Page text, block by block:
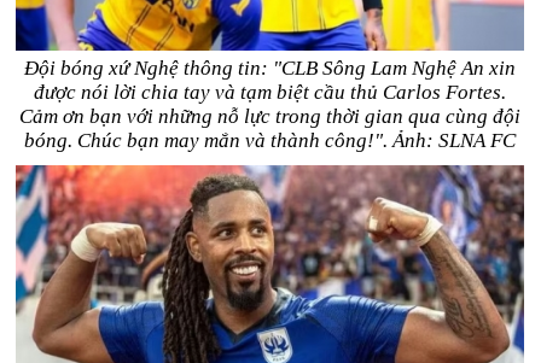
Đội bóng xứ Nghệ thông tin: "CLB Sông Lam Nghệ An xin
được nói lời chia tay và tạm biệt cầu thủ Carlos Fortes.
Cảm ơn bạn với những nỗ lực trong thời gian qua cùng đội
bóng. Chúc bạn may mắn và thành công!". Ảnh: SLNA FC